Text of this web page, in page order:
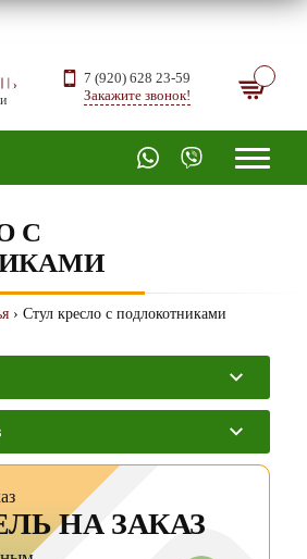
7 (920) 628 23-59
Закажите звонок!
С
› Стул кресло с подлокотниками
НА ЗАКАЗ